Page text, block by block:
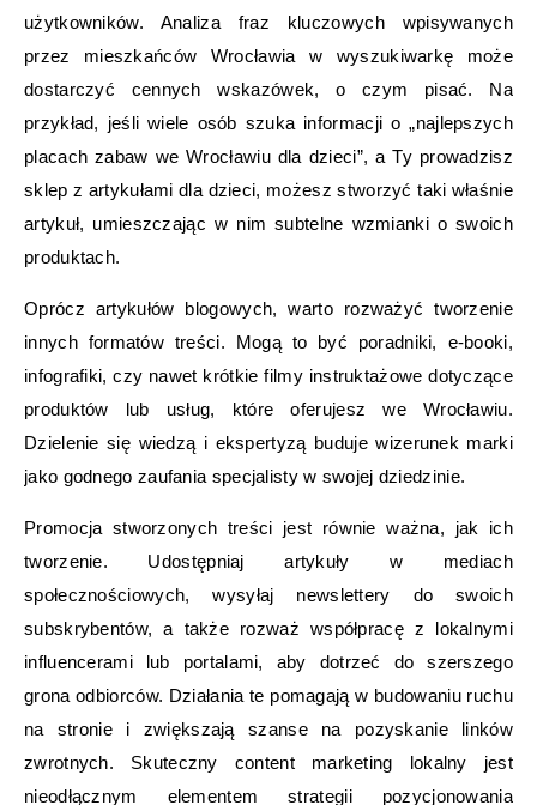
użytkowników. Analiza fraz kluczowych wpisywanych
przez mieszkańców Wrocławia w wyszukiwarkę może
dostarczyć cennych wskazówek, o czym pisać. Na
przykład, jeśli wiele osób szuka informacji o „najlepszych
placach zabaw we Wrocławiu dla dzieci”, a Ty prowadzisz
sklep z artykułami dla dzieci, możesz stworzyć taki właśnie
artykuł, umieszczając w nim subtelne wzmianki o swoich
produktach.
Oprócz artykułów blogowych, warto rozważyć tworzenie
innych formatów treści. Mogą to być poradniki, e-booki,
infografiki, czy nawet krótkie filmy instruktażowe dotyczące
produktów lub usług, które oferujesz we Wrocławiu.
Dzielenie się wiedzą i ekspertyzą buduje wizerunek marki
jako godnego zaufania specjalisty w swojej dziedzinie.
Promocja stworzonych treści jest równie ważna, jak ich
tworzenie. Udostępniaj artykuły w mediach
społecznościowych, wysyłaj newslettery do swoich
subskrybentów, a także rozważ współpracę z lokalnymi
influencerami lub portalami, aby dotrzeć do szerszego
grona odbiorców. Działania te pomagają w budowaniu ruchu
na stronie i zwiększają szanse na pozyskanie linków
zwrotnych. Skuteczny content marketing lokalny jest
nieodłącznym elementem strategii pozycjonowania